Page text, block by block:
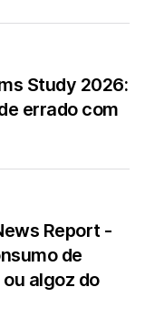
Study 2026:
errado com
Report -
de
algoz do